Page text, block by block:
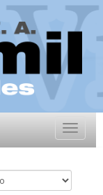
Toggle